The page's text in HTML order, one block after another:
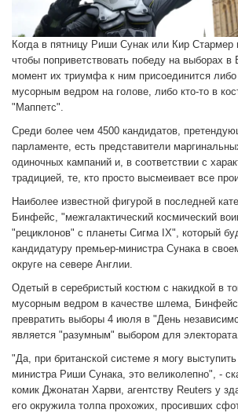
Когда в пятницу Риши Сунак или Кир Стармер
чтобы поприветствовать победу на выборах в
момент их триумфа к ним присоединится
мусорным ведром на голове, либо кто-то в
"Маппетс".
Среди более чем 4500 кандидатов,
парламенте, есть представители
одиночных кампаний и, в соответствии с
традицией, те, кто просто высмеивает все
Наиболее известной фигурой в последней
Бинфейс, "межгалактический космический
"рециклонов" с планеты Сигма IX", который
кандидатуру премьер-министра Сунака в
округе на севере Англии.
Одетый в серебристый костюм с накидкой в
мусорным ведром в качестве шлема, Бинфейс
превратить выборы 4 июля в "День
является "разумным" выбором для
"Да, при британской системе я могу
министра Риши Сунака, это великолепно", -
комик Джонатан Харви, агентству Reuters у
его окружила толпа прохожих, просивших